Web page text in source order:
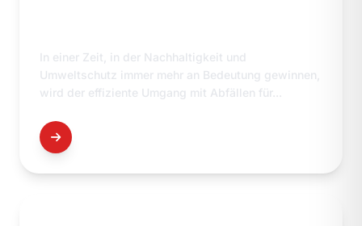
In einer Zeit, in der Nachhaltigkeit und
Umweltschutz immer mehr an Bedeutung gewinnen,
wird der effiziente Umgang mit Abfällen für...